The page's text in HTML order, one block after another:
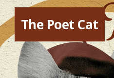
The Poet Cat